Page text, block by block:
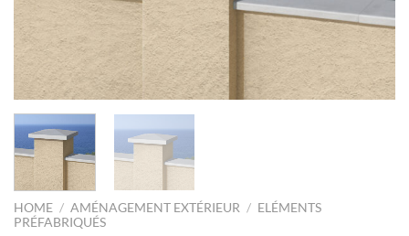
HOME / AMÉNAGEMENT EXTÉRIEUR / ELÉMENTS
PRÉFABRIQUÉS